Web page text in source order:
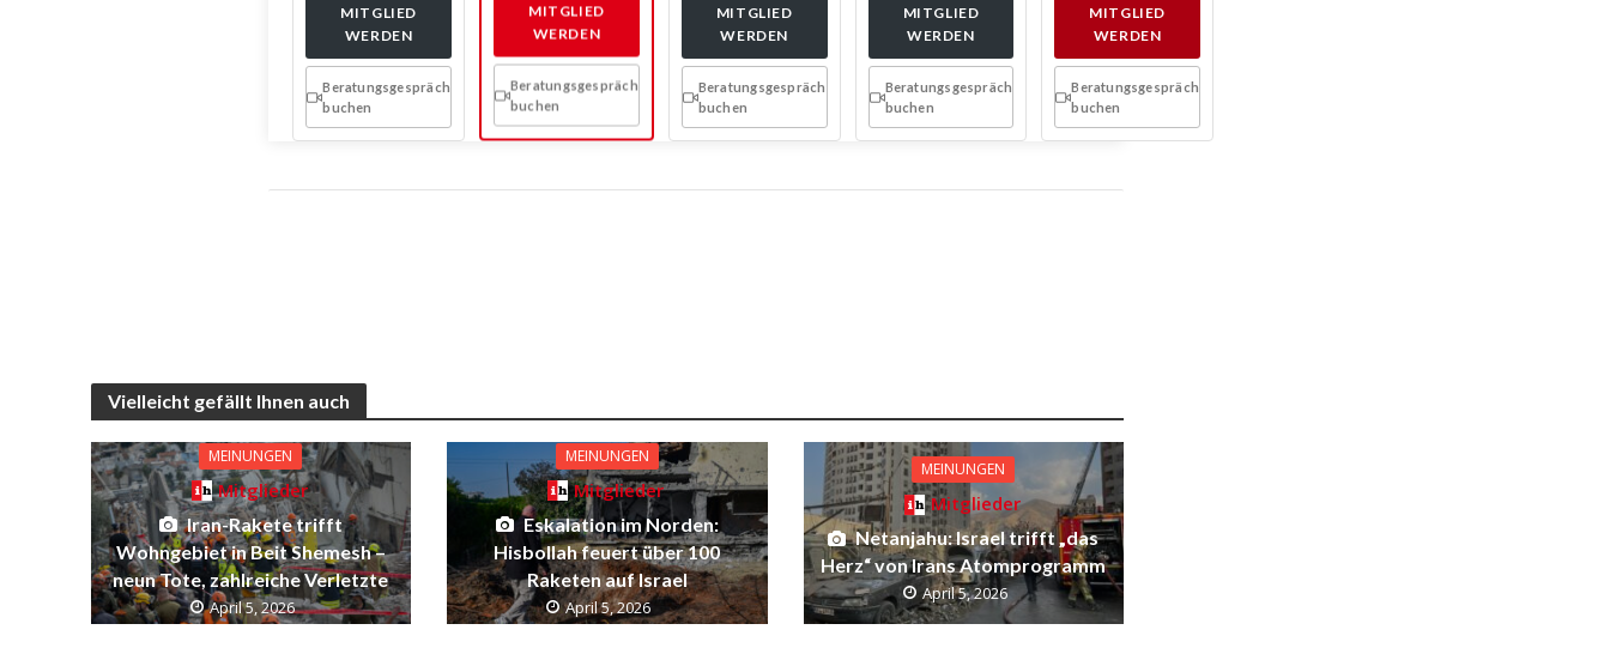
MITGLIED
WERDEN
Beratungsgespräch
buchen
MITGLIED
WERDEN
Beratungsgespräch
buchen
MITGLIED
WERDEN
Beratungsgespräch
buchen
MITGLIED
WERDEN
Beratungsgespräch
buchen
MITGLIED
WERDEN
Beratungsgespräch
buchen
Vielleicht gefällt Ihnen auch
MEINUNGEN
Mitglieder
Iran-Rakete trifft
Wohngebiet in Beit Shemesh –
neun Tote, zahlreiche Verletzte
April 5, 2026
MEINUNGEN
Mitglieder
Eskalation im Norden:
Hisbollah feuert über 100
Raketen auf Israel
April 5, 2026
MEINUNGEN
Mitglieder
Netanjahu: Israel trifft „das
Herz“ von Irans Atomprogramm
April 5, 2026